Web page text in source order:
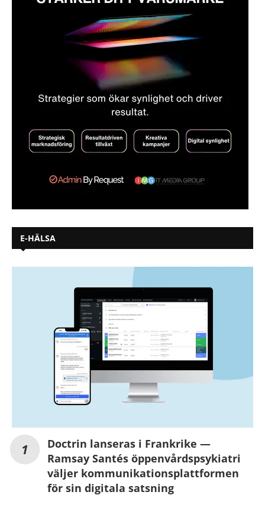
E-HÄLSA
Doctrin lanseras i Frankrike —
Ramsay Santés öppenvårdspsykiatri
väljer kommunikationsplattformen
för sin digitala satsning